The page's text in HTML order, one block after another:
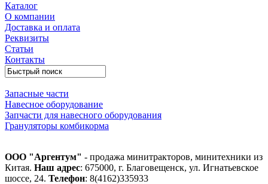
Каталог
О компании
Доставка и оплата
Реквизиты
Статьи
Контакты
Запасные части
Навесное оборудование
Запчасти для навесного оборудования
Грануляторы комбикорма
ООО "Аргентум" - продажа минитракторов, минитехники из
Китая. Наш адрес: 675000, г. Благовещенск, ул. Игнатьевское
шоссе, 24. Телефон: 8(4162)335933